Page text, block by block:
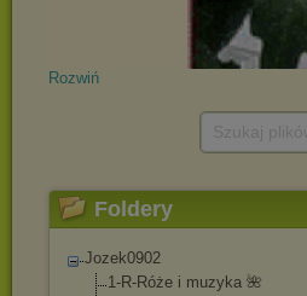
Rozwiń
Foldery
Jozek0902
1-R-Róże i muzyka 🌺